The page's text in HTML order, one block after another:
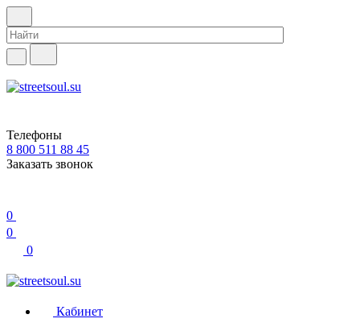
Телефоны
8 800 511 88 45
Заказать звонок
0
0
0
Кабинет